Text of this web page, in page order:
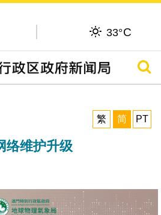
33°C
搜寻
繁
简 PT
络维护升级